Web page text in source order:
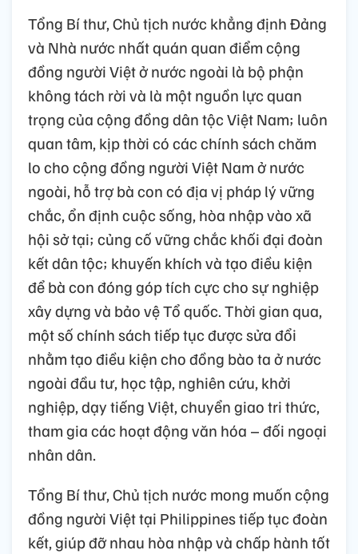
Tổng Bí thư, Chủ tịch nước khẳng định Đảng
và Nhà nước nhất quán quan điểm cộng
đồng người Việt ở nước ngoài là bộ phận
không tách rời và là một nguồn lực quan
trọng của cộng đồng dân tộc Việt Nam; luôn
quan tâm, kịp thời có các chính sách chăm
lo cho cộng đồng người Việt Nam ở nước
ngoài, hỗ trợ bà con có địa vị pháp lý vững
chắc, ổn định cuộc sống, hòa nhập vào xã
hội sở tại; củng cố vững chắc khối đại đoàn
kết dân tộc; khuyến khích và tạo điều kiện
để bà con đóng góp tích cực cho sự nghiệp
xây dựng và bảo vệ Tổ quốc. Thời gian qua,
một số chính sách tiếp tục được sửa đổi
nhằm tạo điều kiện cho đồng bào ta ở nước
ngoài đầu tư, học tập, nghiên cứu, khởi
nghiệp, dạy tiếng Việt, chuyển giao tri thức,
tham gia các hoạt động văn hóa – đối ngoại
nhân dân.
Tổng Bí thư, Chủ tịch nước mong muốn cộng
đồng người Việt tại Philippines tiếp tục đoàn
kết, giúp đỡ nhau hòa nhập và chấp hành tốt